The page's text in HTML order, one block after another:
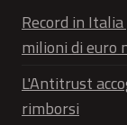
Record in
milioni di euro
L'Antitrust
rimborsi